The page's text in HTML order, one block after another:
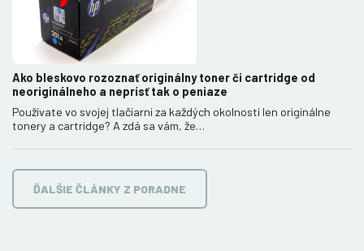
Ako bleskovo rozoznať originálny toner či cartridge od
neoriginálneho a neprísť tak o peniaze
Používate vo svojej tlačiarni za každých okolností len originálne
tonery a cartridge? A zdá sa vám, že…
ĎALŠIE ČLÁNKY Z PORADNE